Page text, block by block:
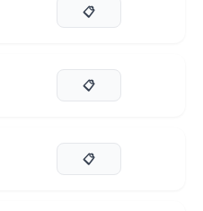
📋
📋
📋